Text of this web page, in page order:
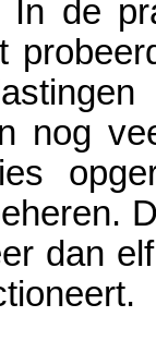
In de
nog
dan